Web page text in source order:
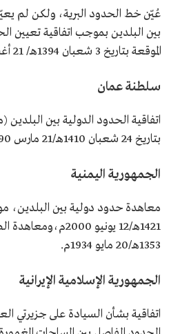
عُيّن خط الحدود البرية، ولكن لم
بين البلدين بموجب اتفاقية تعيين
الموقعة بتاريخ 3 شعبان 1394هـ/ 21 أغسطس 1974م.
سلطنة عمان
اتفاقية الحدود الدولية بين
بتاريخ 24 شعبان 1410هـ/21 مارس 1990م.
الجمهورية اليمنية
1353هـ/20 مايو 1934م.
الجمهورية الإسلامية الإيرانية
اتفاقية بشأن السيادة على جزيرتي